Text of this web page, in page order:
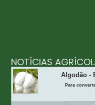
NOTÍCIAS
Algodão -
Para